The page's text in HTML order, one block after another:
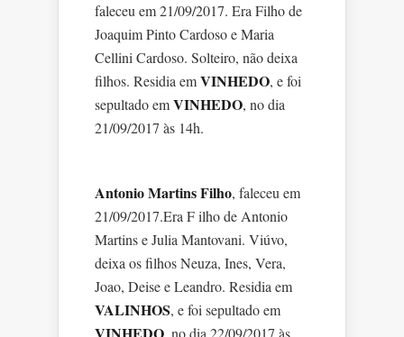
faleceu em 21/09/2017. Era Filho de
Joaquim Pinto Cardoso e Maria
Cellini Cardoso. Solteiro, não deixa
filhos. Residia emVINHEDO, e foi
sepultado emVINHEDO, no dia
21/09/2017 às 14h.
Antonio Martins Filho, faleceu em
21/09/2017.Era F ilho de Antonio
Martins e Julia Mantovani. Viúvo,
deixa os filhos Neuza, Ines, Vera,
Joao, Deise e Leandro. Residia em
VALINHOS, e foi sepultado em